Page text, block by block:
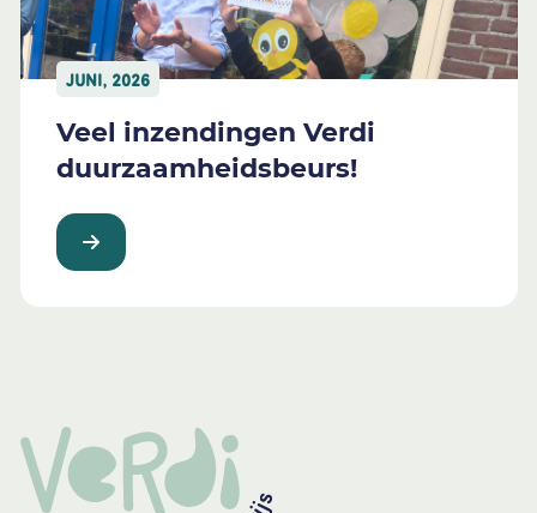
JUNI, 2026
Veel inzendingen Verdi
duurzaamheidsbeurs!